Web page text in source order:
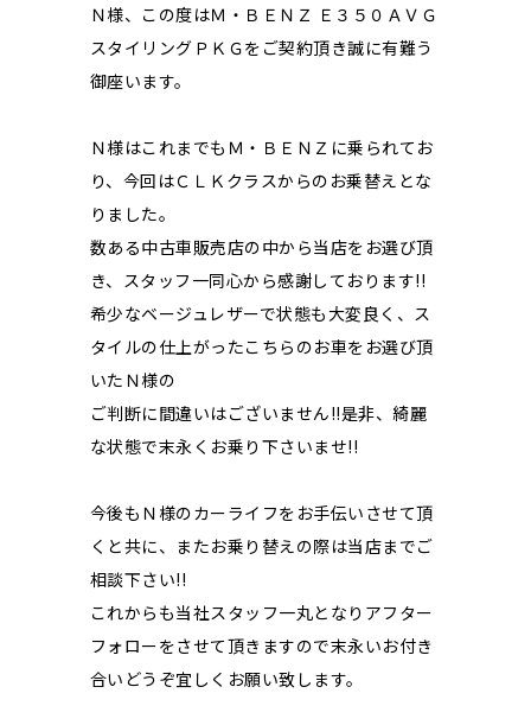
Ｎ様、この度はＭ・ＢＥＮＺ Ｅ３５０ＡＶＧ
スタイリングＰＫＧをご契約頂き誠に有難う
御座います。
Ｎ様はこれまでもＭ・ＢＥＮＺに乗られてお
り、今回はＣＬＫクラスからのお乗替えとな
りました。
数ある中古車販売店の中から当店をお選び頂
き、スタッフ一同心から感謝しております!!
希少なベージュレザーで状態も大変良く、ス
タイルの仕上がったこちらのお車をお選び頂
いたＮ様の
ご判断に間違いはございません!!是非、綺麗
な状態で末永くお乗り下さいませ!!
今後もＮ様のカーライフをお手伝いさせて頂
くと共に、またお乗り替えの際は当店までご
相談下さい!!
これからも当社スタッフ一丸となりアフター
フォローをさせて頂きますので末永いお付き
合いどうぞ宜しくお願い致します。